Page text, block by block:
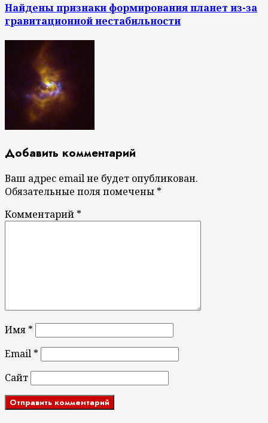
Найдены признаки формирования планет из-за
гравитационной нестабильности
Добавить комментарий
Ваш адрес email не будет опубликован.
Обязательные поля помечены *
Комментарий *
Имя *
Email *
Сайт